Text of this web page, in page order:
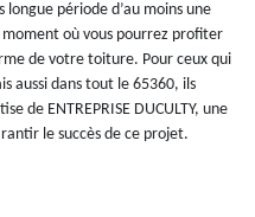
période d’au moins une
moment où vous pourrez profiter
de votre toiture. Pour ceux qui
aussi dans tout le 65360, ils
de ENTREPRISE DUCULTY, une
le succès de ce projet.